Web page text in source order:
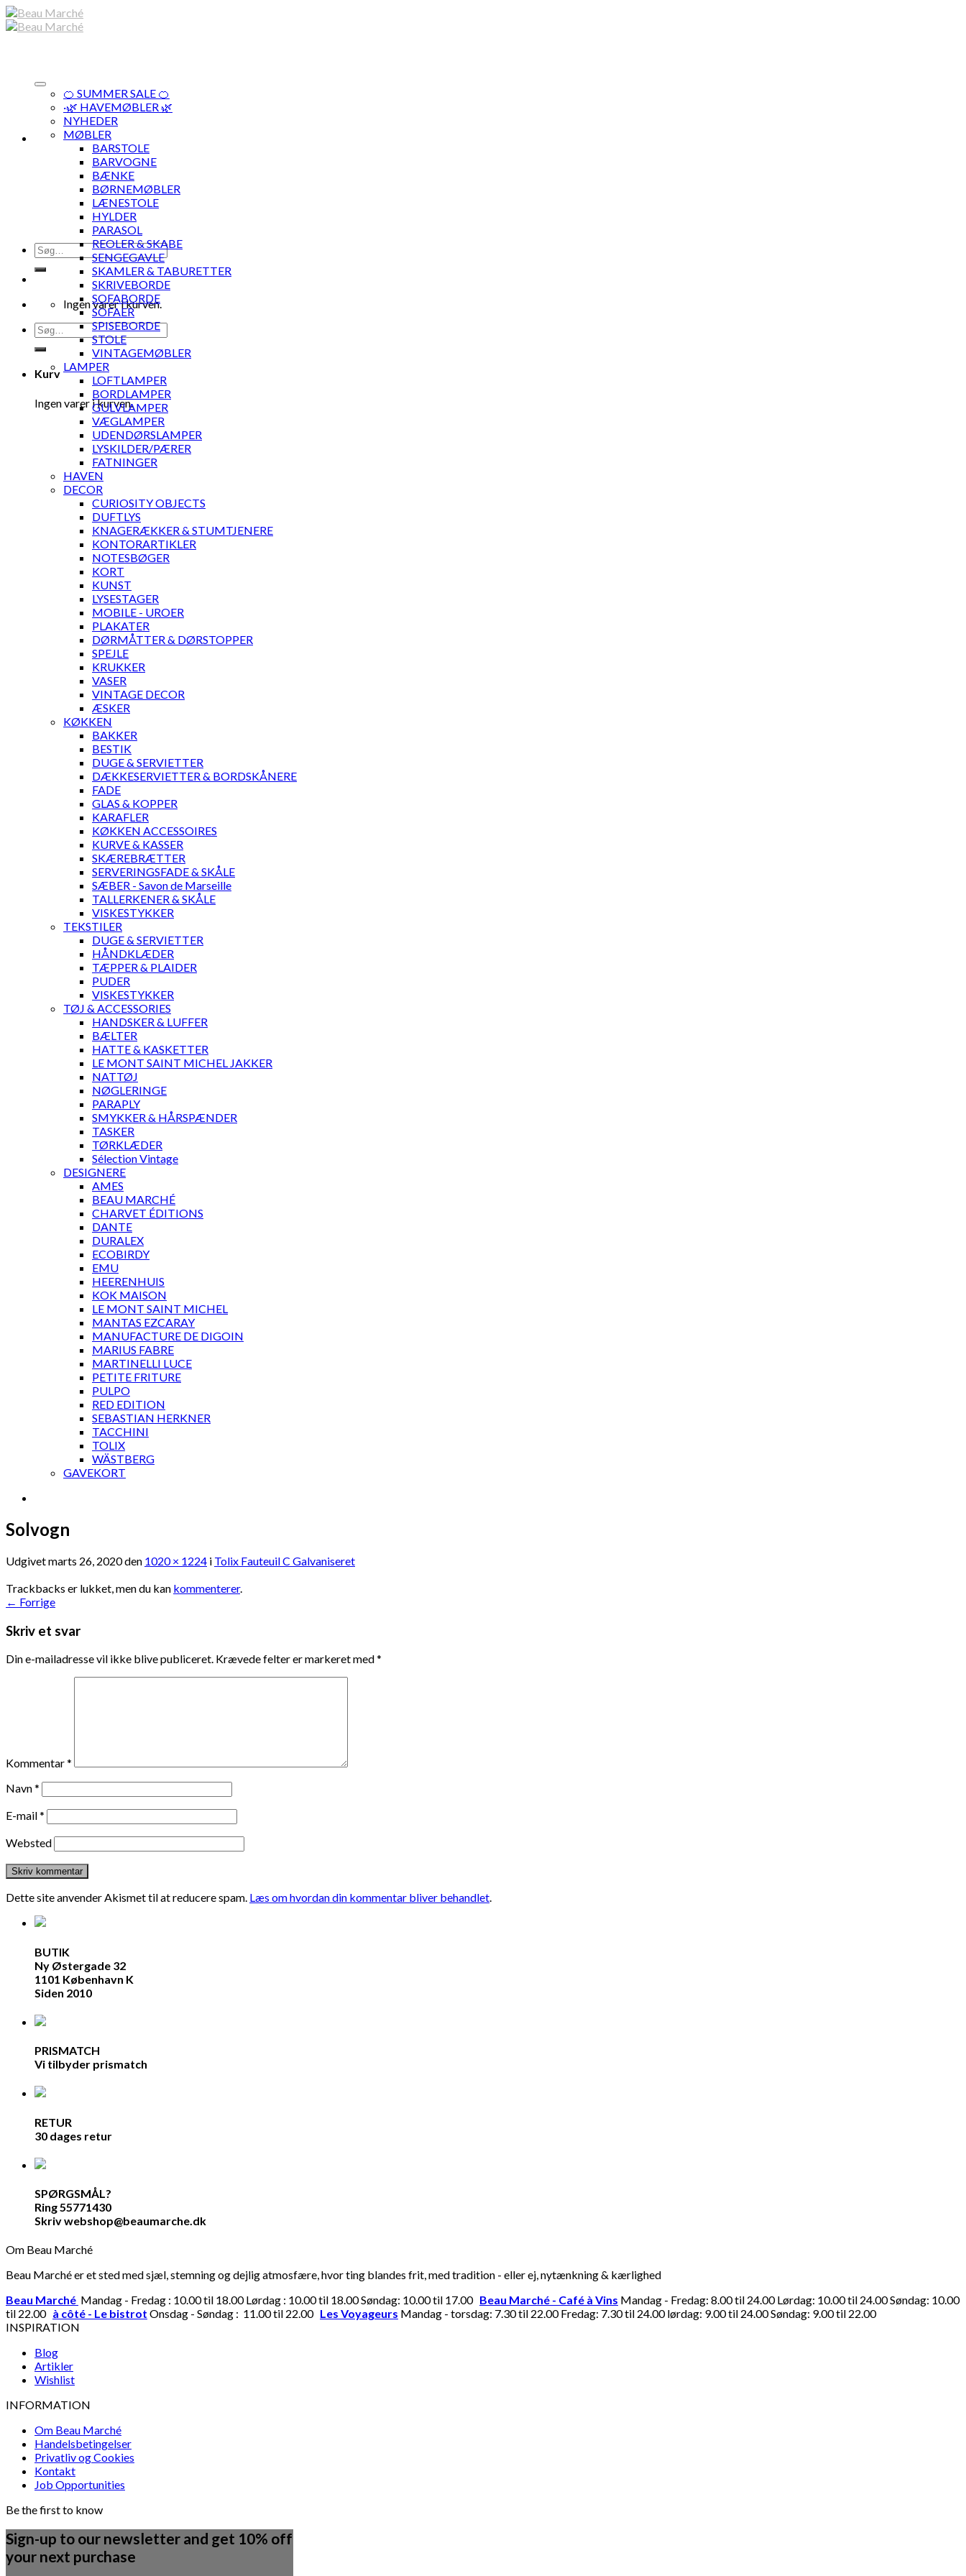
Skip
to
Søg
efter:
Ingen varer i kurven.
Søg
efter:
Kurv
Ingen varer i kurven.
🍊 SUMMER SALE 🍊
·🌿 HAVEMØBLER 🌿
NYHEDER
MØBLER
BARSTOLE
BARVOGNE
BÆNKE
BØRNEMØBLER
LÆNESTOLE
HYLDER
PARASOL
REOLER & SKABE
SENGEGAVLE
SKAMLER & TABURETTER
SKRIVEBORDE
SOFABORDE
SOFAER
SPISEBORDE
STOLE
VINTAGEMØBLER
LAMPER
LOFTLAMPER
BORDLAMPER
GULVLAMPER
VÆGLAMPER
UDENDØRSLAMPER
LYSKILDER/PÆRER
FATNINGER
HAVEN
DECOR
CURIOSITY OBJECTS
DUFTLYS
KNAGERÆKKER & STUMTJENERE
KONTORARTIKLER
NOTESBØGER
KORT
KUNST
LYSESTAGER
MOBILE - UROER
PLAKATER
DØRMÅTTER & DØRSTOPPER
SPEJLE
KRUKKER
VASER
VINTAGE DECOR
ÆSKER
KØKKEN
BAKKER
BESTIK
DUGE & SERVIETTER
DÆKKESERVIETTER & BORDSKÅNERE
FADE
GLAS & KOPPER
KARAFLER
KØKKEN ACCESSOIRES
KURVE & KASSER
SKÆREBRÆTTER
SERVERINGSFADE & SKÅLE
SÆBER - Savon de Marseille
TALLERKENER & SKÅLE
VISKESTYKKER
TEKSTILER
DUGE & SERVIETTER
HÅNDKLÆDER
TÆPPER & PLAIDER
PUDER
VISKESTYKKER
TØJ & ACCESSORIES
HANDSKER & LUFFER
BÆLTER
HATTE & KASKETTER
LE MONT SAINT MICHEL JAKKER
NATTØJ
NØGLERINGE
PARAPLY
SMYKKER & HÅRSPÆNDER
TASKER
TØRKLÆDER
Sélection Vintage
DESIGNERE
AMES
BEAU MARCHÉ
CHARVET ÉDITIONS
DANTE
DURALEX
ECOBIRDY
EMU
HEERENHUIS
KOK MAISON
LE MONT SAINT MICHEL
MANTAS EZCARAY
MANUFACTURE DE DIGOIN
MARIUS FABRE
MARTINELLI LUCE
PETITE FRITURE
PULPO
RED EDITION
SEBASTIAN HERKNER
TACCHINI
TOLIX
WÄSTBERG
GAVEKORT
Solvogn
Udgivetmarts 26, 2020den 1020 × 1224 i Tolix Fauteuil C Galvaniseret
Trackbacks er lukket, men du kan kommenterer.
← Forrige
Skriv et svar
Din e-mailadresse vil ikke blive publiceret. Krævede felter er markeret med*
Kommentar*
Navn*
E-mail*
Websted
Dette site anvender Akismet til at reducere spam. Læs om hvordan din kommentar bliver behandlet.
BUTIK
Ny Østergade 32
1101 København K
Siden 2010
PRISMATCH
Vi tilbyder prismatch
RETUR
30 dages retur
SPØRGSMÅL?
Ring 55771430
Skriv webshop@beaumarche.dk
Om Beau Marché
Beau Marché er et sted med sjæl, stemning og dejlig atmosfære, hvor ting blandes frit, med tradition - eller ej, nytænkning & kærlighed
Beau Marché Mandag - Fredag : 10.00 til 18.00 Lørdag : 10.00 til 18.00 Søndag: 10.00 til 17.00 Beau Marché - Café à Vins Mandag - Fredag: 8.00 til 24.00 Lørdag: 10.00 til 24.00 Søndag: 10.00
til 22.00 à côté - Le bistrot Onsdag - Søndag : 11.00 til 22.00 Les Voyageurs Mandag - torsdag: 7.30 til 22.00 Fredag: 7.30 til 24.00 lørdag: 9.00 til 24.00 Søndag: 9.00 til 22.00
INSPIRATION
Blog
Artikler
Wishlist
INFORMATION
Om Beau Marché
Handelsbetingelser
Privatliv og Cookies
Kontakt
Job Opportunities
Be the first to know
Sign-up to our newsletter and get 10% off
your next purchase